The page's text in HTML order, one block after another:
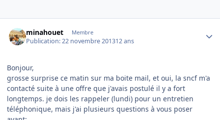
minahouet Membre
Publication:22 novembre 201312 ans
Bonjour,
grosse surprise ce matin sur ma boite mail, et oui, la sncf m'a
contacté suite à une offre que j'avais postulé il y a fort
longtemps. je dois les rappeler (lundi) pour un entretien
téléphonique, mais j'ai plusieurs questions à vous poser